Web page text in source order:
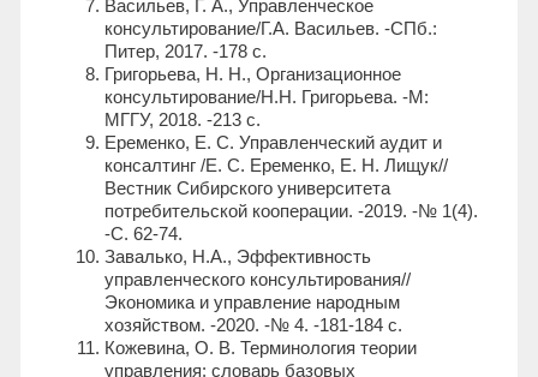
Васильев, Г. А., Управленческое
консультирование/Г.А. Васильев. -СПб.:
Питер, 2017. -178 с.
Григорьева, Н. Н., Организационное
консультирование/Н.Н. Григорьева. -М:
МГГУ, 2018. -213 с.
Еременко, Е. С. Управленческий аудит и
консалтинг /Е. С. Еременко, Е. Н. Лищук//
Вестник Сибирского университета
потребительской кооперации. -2019. -№ 1(4).
-С. 62-74.
Завалько, Н.А., Эффективность
управленческого консультирования//
Экономика и управление народным
хозяйством. -2020. -№ 4. -181-184 с.
Кожевина, О. В. Терминология теории
управления: словарь базовых